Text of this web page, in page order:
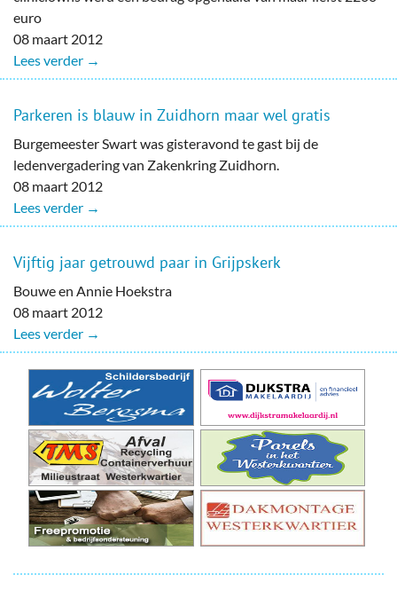
euro
08 maart 2012
Lees verder →
Parkeren is blauw in Zuidhorn maar wel gratis
Burgemeester Swart was gisteravond te gast bij de
ledenvergadering van Zakenkring Zuidhorn.
08 maart 2012
Lees verder →
Vijftig jaar getrouwd paar in Grijpskerk
Bouwe en Annie Hoekstra
08 maart 2012
Lees verder →